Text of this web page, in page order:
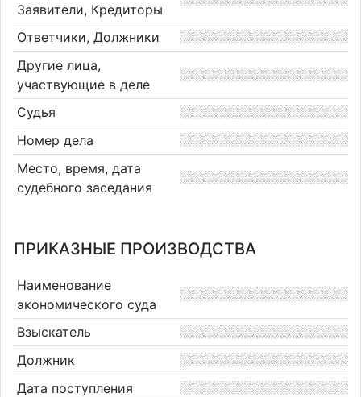
Заявители, Кредиторы
Ответчики, Должники
Другие лица,
участвующие в деле
Судья
Номер дела
Место, время, дата
судебного заседания
ПРИКАЗНЫЕ ПРОИЗВОДСТВА
Наименование
экономического суда
Взыскатель
Должник
Дата поступления